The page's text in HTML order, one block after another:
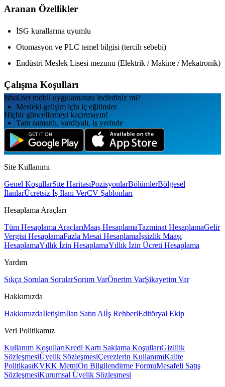
Aranan Özellikler
İSG kurallarına uyumlu
Otomasyon ve PLC temel bilgisi (tercih sebebi)
Endüstri Meslek Lisesi mezunu (Elektrik / Makine / Mekatronik)
Çalışma Koşulları
Mesleki gelişim için iç eğitimler
Tam zamanlı, vardiyalı, iş yerinde
Yemek, servis, prim
isbul.net mobil uygulamаsını indirdiniz mi?
Hiçbir güncellemeyi kaçırmayın!
Site Kullanımı
Genel KoşullarSite HaritasıPozisyonlarBölümlerBölgesel
İlanlarÜcretsiz İş İlanı VerCV Şablonları
Hesaplama Araçları
Tüm Hesaplama AraçlarıMaaş HesaplamaTazminat HesaplamaGelir
Vergisi HesaplamaFazla Mesai Hesaplamaİşsizlik Maaşı
HesaplamaYıllık İzin HesaplamaYıllık İzin Ücreti Hesaplama
Yardım
Sıkça Sorulan SorularSorum VarÖnerim VarŞikayetim Var
Hakkımızda
Hakkımızdaİletişimİlan Satın Alİş RehberiEditöryal Ekip
Veri Politikamız
Kullanım KoşullarıKredi Kartı Saklama KoşullarıGizlilik
SözleşmesiÜyelik SözleşmesiÇerezlerin KullanımıKalite
PolitikasıKVKK MetniÖn Bilgilendirme FormuMesafeli Satış
SözleşmesiKurumsal Üyelik Sözleşmesi